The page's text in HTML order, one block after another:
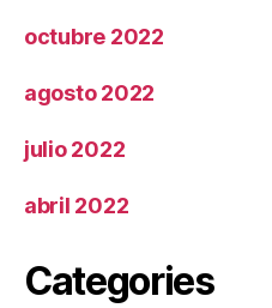
octubre 2022
agosto 2022
julio 2022
abril 2022
Categories